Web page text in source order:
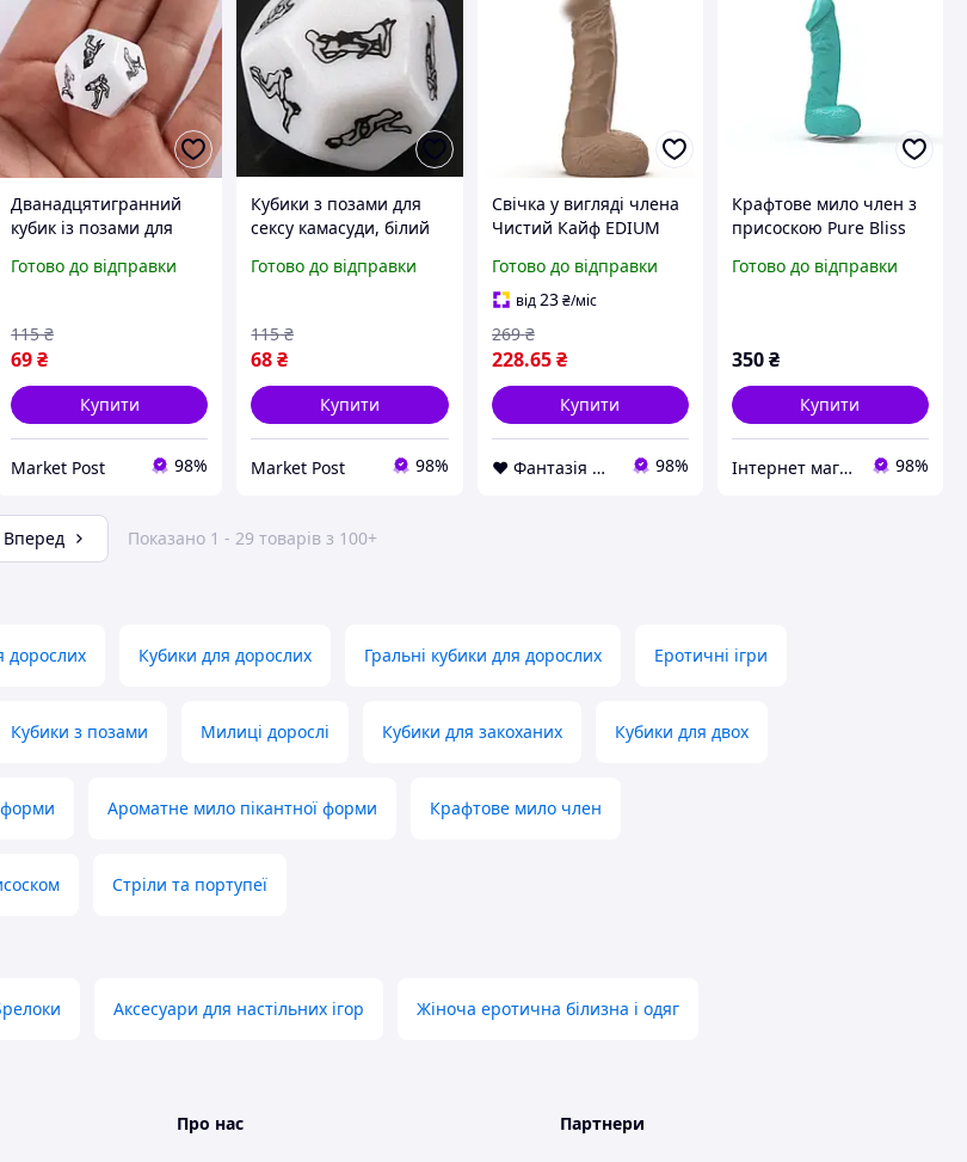
Дванадцятигранний
кубик із позами для
позами для дорослих,
Готово до відправки
69₴
115 ₴
Купити
Market Post 98%
Кубики з позами для
сексу камасуди, білий
сексу, еротичний секс-
Готово до відправки
68₴
115 ₴
Купити
Market Post 98%
Свічка у вигляді члена
Чистий Кайф EDIUM
SX1570 )
Готово до відправки
від23 ₴/міс
228.65 ₴
269 ₴
Купити
❤ Фантазія ❤ Секс шоп інтернет магазин товарів для дорослих ❤ Анонімно 98%
Крафтове мило член з
присоскою Pure Bliss
(SO6359)
Готово до відправки
350₴
Купити
Інтернет магазин інтимних товарів JustLove 98%
Вперед Показано 1 - 29 товарів з 100+
дорослих Кубики для дорослих Гральні кубики для дорослих Еротичні ігри
Кубики з позами Милиці дорослі Кубики для закоханих Кубики для двох
форми Ароматне мило пікантної форми Крафтове мило член
Стріли та портупеї
Аксесуари для настільних ігор Жіноча еротична білизна і одяг
Про нас Партнери